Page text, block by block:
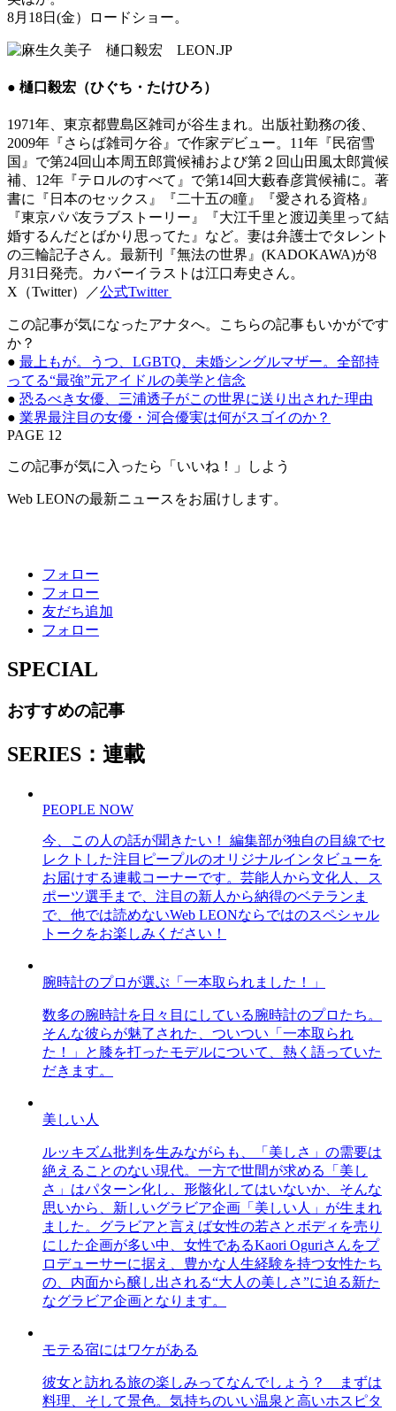
8月18日(金）ロードショー。
● 樋口毅宏（ひぐち・たけひろ）
1971年、東京都豊島区雑司が谷生まれ。出版社勤務の後、
2009年『さらば雑司ケ谷』で作家デビュー。11年『民宿雪
国』で第24回山本周五郎賞候補および第２回山田風太郎賞候
補、12年『テロルのすべて』で第14回大藪春彦賞候補に。著
書に『日本のセックス』『二十五の瞳』『愛される資格』
『東京パパ友ラブストーリー』『大江千里と渡辺美里って結
婚するんだとばかり思ってた』など。妻は弁護士でタレント
の三輪記子さん。最新刊『無法の世界』(KADOKAWA)が8
月31日発売。カバーイラストは江口寿史さん。
X（Twitter）／公式Twitter
この記事が気になったアナタへ。こちらの記事もいかがです
か？
● 最上もが。うつ、LGBTQ、未婚シングルマザー。全部持
ってる“最強”元アイドルの美学と信念
● 恐るべき女優、三浦透子がこの世界に送り出された理由
● 業界最注目の女優・河合優実は何がスゴイのか？
PAGE 12
この記事が気に入ったら「いいね！」しよう
Web LEONの最新ニュースをお届けします。
フォロー
フォロー
友だち追加
フォロー
SPECIAL
おすすめの記事
SERIES：連載
PEOPLE NOW
今、この人の話が聞きたい！ 編集部が独自の目線でセ
レクトした注目ピープルのオリジナルインタビューを
お届けする連載コーナーです。芸能人から文化人、ス
ポーツ選手まで、注目の新人から納得のベテランま
で、他では読めないWeb LEONならではのスペシャル
トークをお楽しみください！
腕時計のプロが選ぶ「一本取られました！」
数多の腕時計を日々目にしている腕時計のプロたち。
そんな彼らが魅了された、ついつい「一本取られ
た！」と膝を打ったモデルについて、熱く語っていた
だきます。
美しい人
ルッキズム批判を生みながらも、「美しさ」の需要は
絶えることのない現代。一方で世間が求める「美し
さ」はパターン化し、形骸化してはいないか、そんな
思いから、新しいグラビア企画「美しい人」が生まれ
ました。グラビアと言えば女性の若さとボディを売り
にした企画が多い中、女性であるKaori Oguriさんをプ
ロデューサーに据え、豊かな人生経験を持つ女性たち
の、内面から醸し出される“大人の美しさ”に迫る新た
なグラビア企画となります。
モテる宿にはワケがある
彼女と訪れる旅の楽しみってなんでしょう？ まずは
料理、そして景色。気持ちのいい温泉と高いホスピタ